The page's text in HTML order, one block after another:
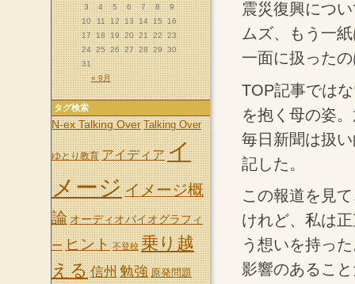
震災復興につ
ムズ、もう一
一面に扱った
TOP記事では
を抱く母の姿
毎日新聞は扱
記した。
この報道を見
けれど、私は
う想いを持っ
影響のあるこ
« 9月
3
4 5 6 7 8
9
10
11 12 13 14 15
16
17
18 19 20 21 22
23
24
25 26 27 28 29
30
31
タグ検索
N-ex Talking Over Talking Over
ゆとり教育 アイディア イ
メージ イメージ概
論 オーディオバイオグラフィ
ー ヒント 不登校 乗り越
える信州 勉強 原発問題